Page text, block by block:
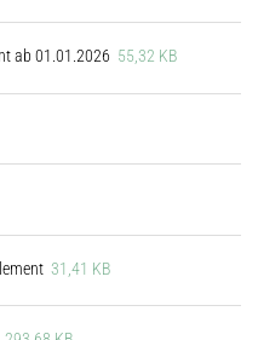
ab 01.01.2026 55,32 KB
31,41 KB